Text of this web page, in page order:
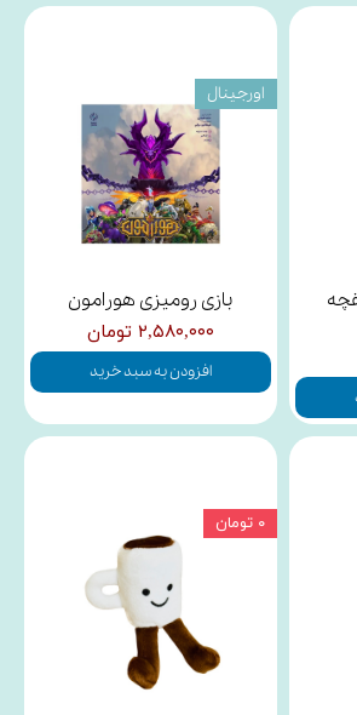
بازی رومیزی هورامون
۲,۵۸۰,۰۰۰ تومان
افزودن به سبد خرید
اورجینال
۰ تومان